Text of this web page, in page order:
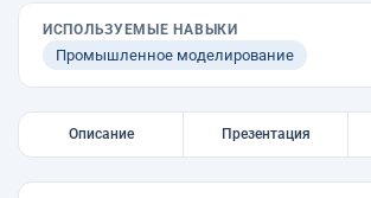
ИСПОЛЬЗУЕМЫЕ НАВЫКИ
Промышленное моделирование
Описание Презентация